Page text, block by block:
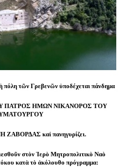
τῶν Γρεβενῶν ὑποδέχεται πάνδημα
ΠΑΤΡΟΣ ΗΜΩΝ ΝΙΚΑΝΟΡΟΣ ΤΟΥ
ΖΑΒΟΡΔΑΣ καί πανηγυρίζει.
στὸν Ἱερὸ Μητροπολιτικὸ Ναὸ
κατὰ τὸ ἀκόλουθο πρόγραμμα: